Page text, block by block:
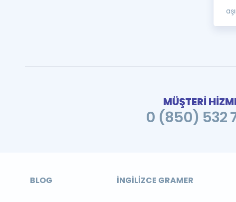
MÜŞTERİ
0 (850) 532
BLOG İNGILIZCE GRAMER